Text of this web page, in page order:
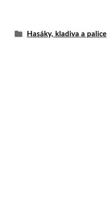
Hasáky, kladiva a palice